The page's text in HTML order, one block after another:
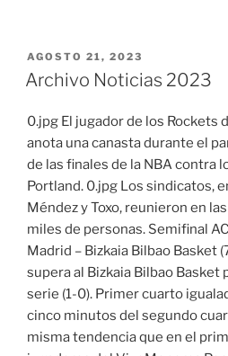
PUBLICADO
EL
AGOSTO 21, 2023
Archivo Noticias 2023
0.jpg El jugador de los Rockets
anota una canasta durante el
de las finales de la NBA contra
Portland. 0.jpg Los sindicatos,
Méndez y Toxo, reunieron en
miles de personas. Semifinal
Madrid – Bizkaia Bilbao Basket
supera al Bizkaia Bilbao Basket
serie (1-0). Primer cuarto
cinco minutos del segundo
misma tendencia que en el